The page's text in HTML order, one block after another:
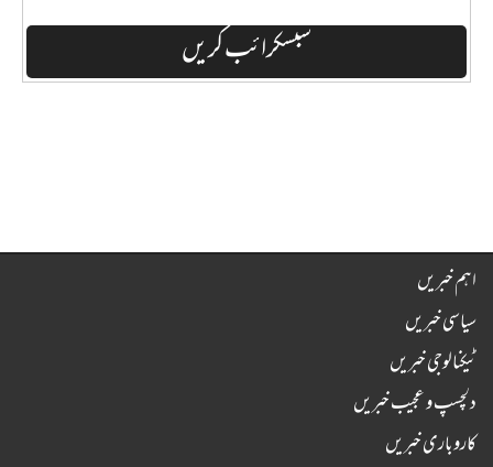
اہم خبریں
سیاسی خبریں
ٹیکنالوجی خبریں
دلچسپ و عجیب خبریں
کاروباری خبریں